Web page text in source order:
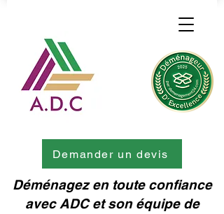
Déménagez en toute confiance
avec ADC et son équipe de
Demander un devis